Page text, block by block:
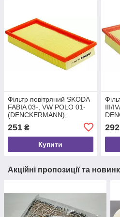
Фільтр повітряний SKODA
FABIA 03-, VW POLO 01-
(DENCKERMANN),
(A140462)
251 ₴
Купити
III/
292
Акційні пропозиції та